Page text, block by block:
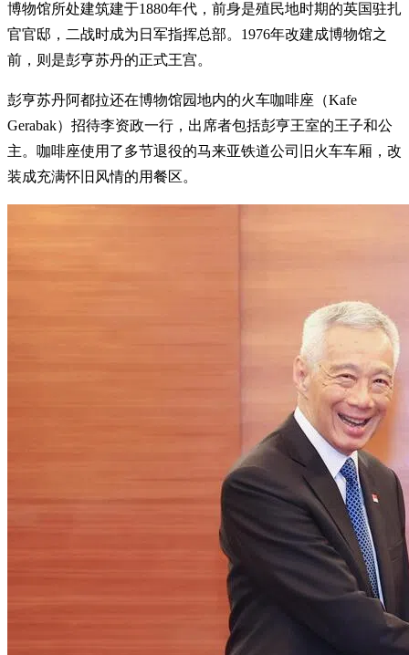
博物馆所处建筑建于1880年代，前身是殖民地时期的英国驻扎
官官邸，二战时成为日军指挥总部。1976年改建成博物馆之
前，则是彭亨苏丹的正式王宫。
彭亨苏丹阿都拉还在博物馆园地内的火车咖啡座（Kafe
Gerabak）招待李资政一行，出席者包括彭亨王室的王子和公
主。咖啡座使用了多节退役的马来亚铁道公司旧火车车厢，改
装成充满怀旧风情的用餐区。